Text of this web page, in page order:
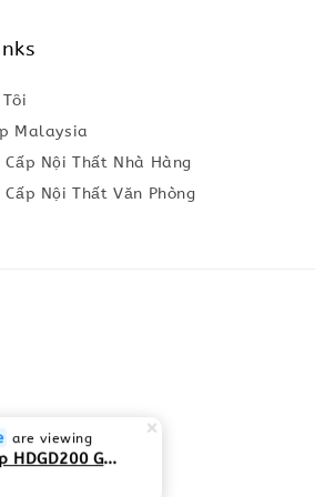
Malaysia
Cấp Nội Thất Nhà Hàng
Cấp Nội Thất Văn Phòng
are viewing
Tekkashop HDGD200 Ghế lười Beanbag form truyền thống, chất liệu Olefin canvas kháng nước, màu xanh biển, có thể sử dụng trong nhà và cả ngoài trời, có quai xách